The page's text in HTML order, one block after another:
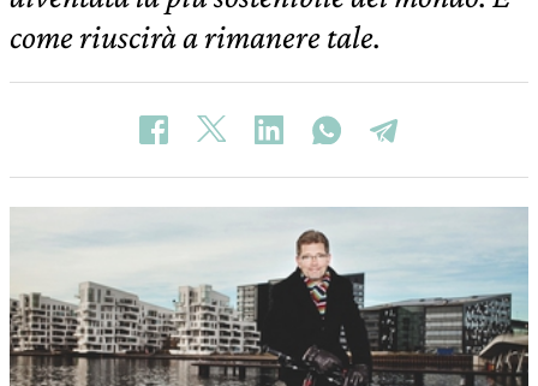
come riuscirà a rimanere tale.